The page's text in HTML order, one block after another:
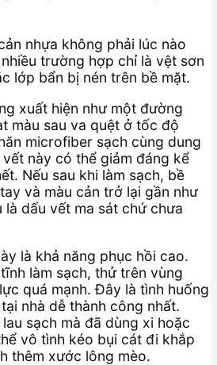
nhựa không phải lúc nào
trường hợp chỉ là vệt sơn
lớp bẩn bị nén trên bề mặt.
xuất hiện như một đường
màu sau va quệt ở tốc độ
microfiber sạch cùng dung
này có thể giảm đáng kể
Nếu sau khi làm sạch, bề
và màu cản trở lại gần như
là dấu vết ma sát chứ chưa
là khả năng phục hồi cao.
làm sạch, thử trên vùng
quá mạnh. Đây là tình huống
nhà dễ thành công nhất.
sạch mà đã dùng xi hoặc
vô tình kéo bụi cát đi khắp
thêm xước lông mèo.